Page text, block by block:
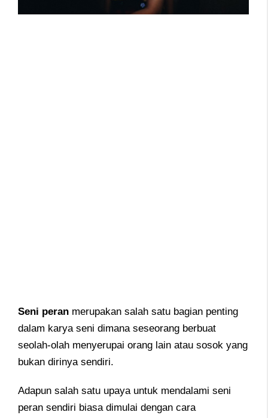
Seni peran merupakan salah satu bagian penting
dalam karya seni dimana seseorang berbuat
seolah-olah menyerupai orang lain atau sosok yang
bukan dirinya sendiri.
Adapun salah satu upaya untuk mendalami seni
peran sendiri biasa dimulai dengan cara